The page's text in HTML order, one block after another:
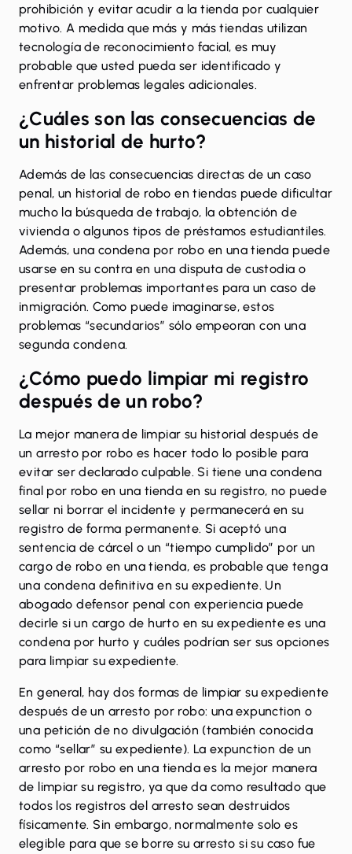
prohibición y evitar acudir a la tienda por cualquier
motivo. A medida que más y más tiendas utilizan
tecnología de reconocimiento facial, es muy
probable que usted pueda ser identificado y
enfrentar problemas legales adicionales.
¿Cuáles son las consecuencias de
un historial de hurto?
Además de las consecuencias directas de un caso
penal, un historial de robo en tiendas puede dificultar
mucho la búsqueda de trabajo, la obtención de
vivienda o algunos tipos de préstamos estudiantiles.
Además, una condena por robo en una tienda puede
usarse en su contra en una disputa de custodia o
presentar problemas importantes para un caso de
inmigración. Como puede imaginarse, estos
problemas “secundarios” sólo empeoran con una
segunda condena.
¿Cómo puedo limpiar mi registro
después de un robo?
La mejor manera de limpiar su historial después de
un arresto por robo es hacer todo lo posible para
evitar ser declarado culpable. Si tiene una condena
final por robo en una tienda en su registro, no puede
sellar ni borrar el incidente y permanecerá en su
registro de forma permanente. Si aceptó una
sentencia de cárcel o un “tiempo cumplido” por un
cargo de robo en una tienda, es probable que tenga
una condena definitiva en su expediente. Un
abogado defensor penal con experiencia puede
decirle si un cargo de hurto en su expediente es una
condena por hurto y cuáles podrían ser sus opciones
para limpiar su expediente.
En general, hay dos formas de limpiar su expediente
después de un arresto por robo: una expunction o
una petición de no divulgación (también conocida
como “sellar” su expediente). La expunction de un
arresto por robo en una tienda es la mejor manera
de limpiar su registro, ya que da como resultado que
todos los registros del arresto sean destruidos
físicamente. Sin embargo, normalmente solo es
elegible para que se borre su arresto si su caso fue